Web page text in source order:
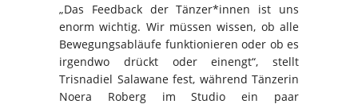
„Das Feedback der Tänzer*innen ist uns
enorm wichtig. Wir müssen wissen, ob alle
Bewegungsabläufe funktionieren oder ob es
irgendwo drückt oder einengt“, stellt
Trisnadiel Salawane fest, während Tänzerin
Noera Roberg im Studio ein paar